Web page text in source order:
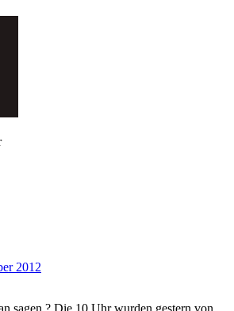
2012
sagen ? Die 10 Uhr wurden gestern von